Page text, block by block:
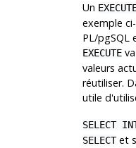
Un
exemple
PL/pgSQL
EXECUTEva
valeurs
réutiliser.
utile
SELECT
SELECTet